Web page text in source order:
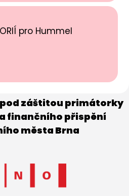
pro Hummel
záštitou primátorky
finančního přispění
města Brna